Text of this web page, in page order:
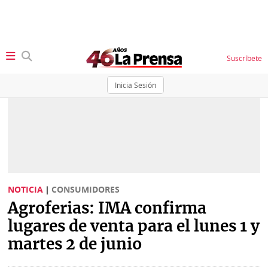
Inicia Sesión
Suscríbete
Sociedad
Judiciales
Política
Economía
Status
K
Vivir+
NOTICIA | CONSUMIDORES
Agroferias: IMA confirma
lugares de venta para el lunes 1 y
martes 2 de junio